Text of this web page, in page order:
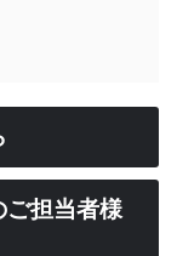
担当者様